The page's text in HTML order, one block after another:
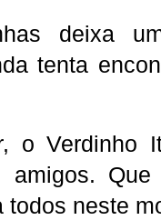
deixa
tenta
o Verdinho
Que
todos neste